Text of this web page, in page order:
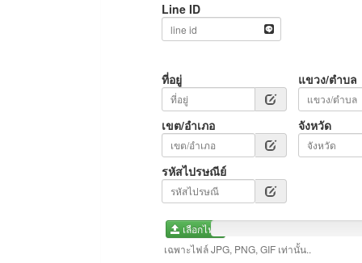
Line ID
ที่อยู่ แขวง/ตำบล
เขต/อำเภอ จังหวัด
รหัสไปรษณีย์
เลือกไฟล์
เฉพาะไฟล์ JPG, PNG, GIF เท่านั้น..